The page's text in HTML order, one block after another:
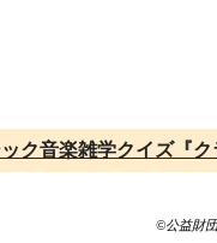
ク音楽雑学クイズ『
©公益財